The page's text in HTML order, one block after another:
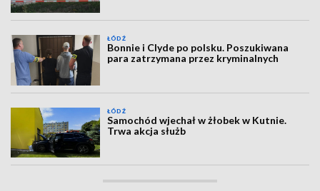
ŁÓDŹ
Bonnie i Clyde po polsku. Poszukiwana
para zatrzymana przez kryminalnych
ŁÓDŹ
Samochód wjechał w żłobek w Kutnie.
Trwa akcja służb